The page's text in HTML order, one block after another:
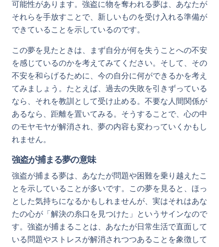
可能性があります。強盗に物を奪われる夢は、あなたが
それらを手放すことで、新しいものを受け入れる準備が
できていることを示しているのです。
この夢を見たときは、まず自分が何を失うことへの不安
を感じているのかを考えてみてください。そして、その
不安を和らげるために、今の自分に何ができるかを考え
てみましょう。たとえば、過去の失敗を引きずっている
なら、それを教訓として受け止める。不要な人間関係が
あるなら、距離を置いてみる。そうすることで、心の中
のモヤモヤが解消され、夢の内容も変わっていくかもし
れません。
強盗が捕まる夢の意味
強盗が捕まる夢は、あなたが問題や困難を乗り越えたこ
とを示していることが多いです。この夢を見ると、ほっ
とした気持ちになるかもしれませんが、実はそれはあな
たの心が「解決の糸口を見つけた」というサインなので
す。強盗が捕まることは、あなたが日常生活で直面して
いる問題やストレスが解消されつつあることを象徴して